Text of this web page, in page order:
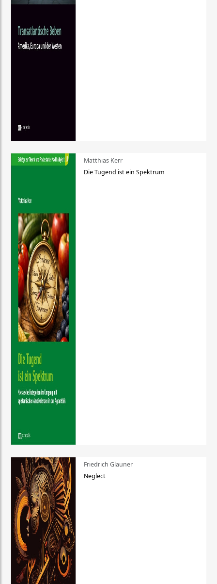
Matthias Kerr
Die Tugend ist ein Spektrum
Friedrich Glauner
Neglect